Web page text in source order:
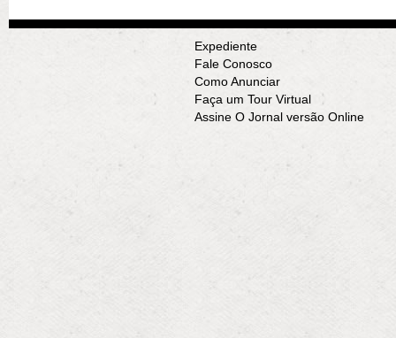
Expediente
Fale Conosco
Como Anunciar
Faça um Tour Virtual
Assine O Jornal versão Online